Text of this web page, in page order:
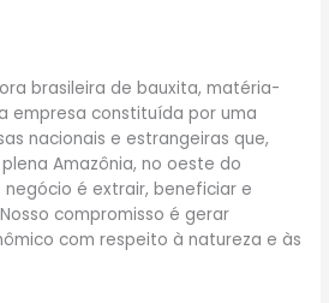
brasileira de bauxita, matéria-
empresa constituída por uma
nacionais e estrangeiras que,
Amazônia, no oeste do
negócio é extrair, beneficiar e
compromisso é gerar
com respeito à natureza e às